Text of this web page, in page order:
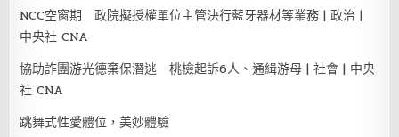
NCC空窗期 政院擬授權單位主管決行藍牙器材等業務 | 政治 |
中央社 CNA
協助詐團游光德棄保潛逃 桃檢起訴6人、通緝游母 | 社會 | 中央
社 CNA
跳舞式性愛體位，美妙體驗